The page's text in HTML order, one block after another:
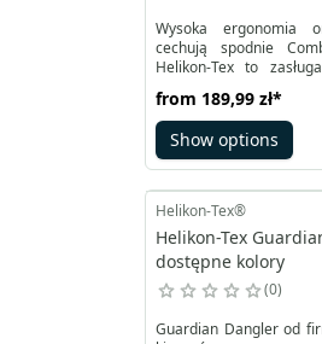
Wysoka ergonomia
cechują spodnie
Helikon-Tex to
2010 roku.
kroku, pośladków
wykorzystanie
ochraniaczy.
from 189,99 zł*
Show options
Helikon-Tex®
Helikon-Tex
dostępne kolory
0
Guardian Dangler od